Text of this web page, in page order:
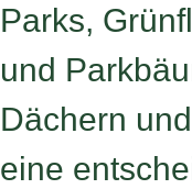
Parks,
und
Dächern
eine